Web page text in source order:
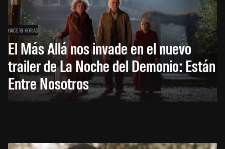
HACE 18 HORAS
El Más Allá nos invade en el nuevo
trailer de La Noche del Demonio: Están
Entre Nosotros